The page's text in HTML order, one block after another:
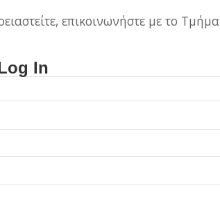
επικοινωνήστε με το
In